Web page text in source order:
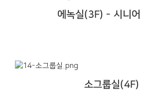
에녹실(3F) - 시니
소그룹실(4F)